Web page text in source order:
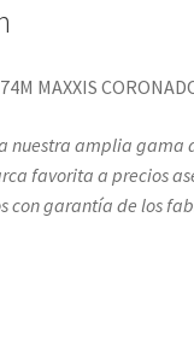
MAXXIS
nuestra amplia gama
favorita a precios
con garantía de los